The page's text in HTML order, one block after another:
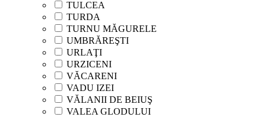
TULCEA
TURDA
TURNU MĂGURELE
UMBRĂREŞTI
URLAŢI
URZICENI
VĂCARENI
VADU IZEI
VĂLANII DE BEIUŞ
VALEA GLODULUI